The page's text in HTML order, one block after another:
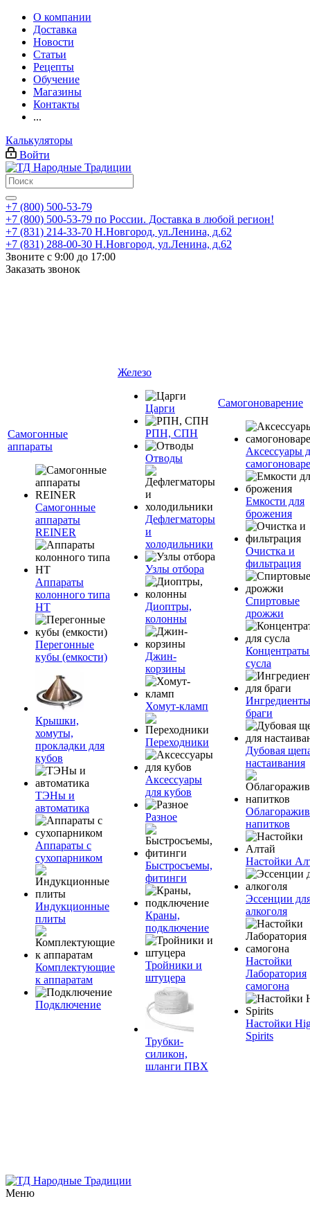
О компании
Доставка
Новости
Статьи
Рецепты
Обучение
Магазины
Контакты
...
Калькуляторы
Войти
+7 (800) 500-53-79
+7 (800) 500-53-79 по России. Доставка в любой регион!
+7 (831) 214-33-70 Н.Новгород, ул.Ленина, д.62
+7 (831) 288-00-30 Н.Новгород, ул.Ленина, д.62
Звоните с 9:00 до 17:00
Заказать звонок
Самогонные
аппараты
Самогонные
аппараты
REINER
Аппараты
колонного типа
НТ
Перегонные
кубы (емкости)
Крышки,
хомуты,
прокладки для
кубов
ТЭНы и
автоматика
Аппараты с
сухопарником
Индукционные
плиты
Комплектующие
к аппаратам
Подключение
Железо
Царги
РПН, СПН
Отводы
Дефлегматоры
и
холодильники
Узлы отбора
Диоптры,
колонны
Джин-
корзины
Хомут-кламп
Переходники
Аксессуары
для кубов
Разное
Быстросъемы,
фитинги
Краны,
подключение
Тройники и
штуцера
Трубки-
силикон,
шланги ПВХ
Самогоноварение
Аксессуары
Емкости для
брожения
Очистка и
фильтрация
Спиртовые
дрожжи
сусла
браги
Дубовая
настаивания
напитков
Настойки
Эссенции
алкоголя
Настойки
Лаборатория
самогона
Настойки
Spirits
Меню